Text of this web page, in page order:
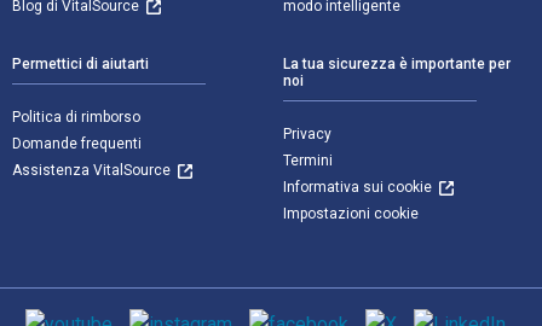
Blog di VitalSource
modo intelligente
Permettici di aiutarti
Politica di rimborso
Domande frequenti
Assistenza VitalSource
La tua sicurezza è importante per
noi
Privacy
Termini
Informativa sui cookie
Impostazioni cookie
Mezzi sociali